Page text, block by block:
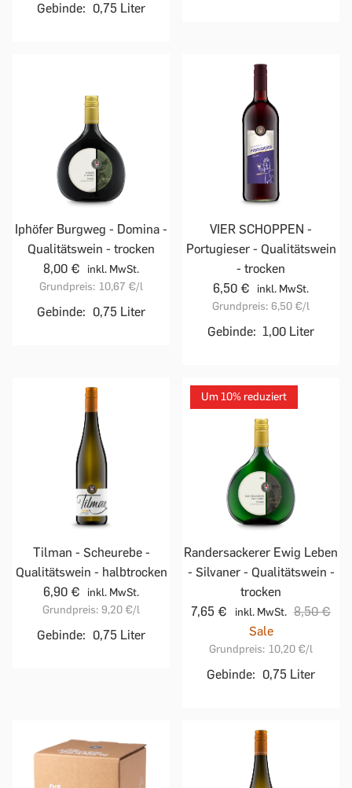
Gebinde: 0,75 Liter
Iphöfer Burgweg - Domina -
Qualitätswein - trocken
8,00 €
inkl. MwSt.
Grundpreis: 10,67 €/l
Gebinde: 0,75 Liter
VIER SCHOPPEN -
Portugieser - Qualitätswein
- trocken
6,50 €
inkl. MwSt.
Grundpreis: 6,50 €/l
Gebinde: 1,00 Liter
Tilman - Scheurebe -
Qualitätswein - halbtrocken
6,90 €
inkl. MwSt.
Grundpreis: 9,20 €/l
Gebinde: 0,75 Liter
Um 10% reduziert
Randersackerer Ewig Leben
- Silvaner - Qualitätswein -
trocken
7,65 €
inkl. MwSt. 8,50 €
Sale
Grundpreis: 10,20 €/l
Gebinde: 0,75 Liter